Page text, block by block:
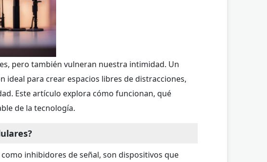
pero también vulneran nuestra intimidad. Un
ideal para crear espacios libres de distracciones,
Este artículo explora cómo funcionan, qué
de la tecnología.
inhibidores de señal, son dispositivos que